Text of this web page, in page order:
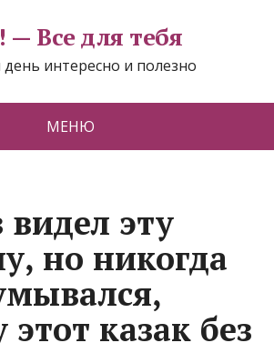
— Все для тебя
интересно и полезно
МЕНЮ
видел эту
но никогда
казак без